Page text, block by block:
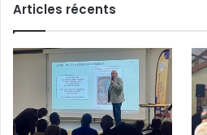
Articles récents